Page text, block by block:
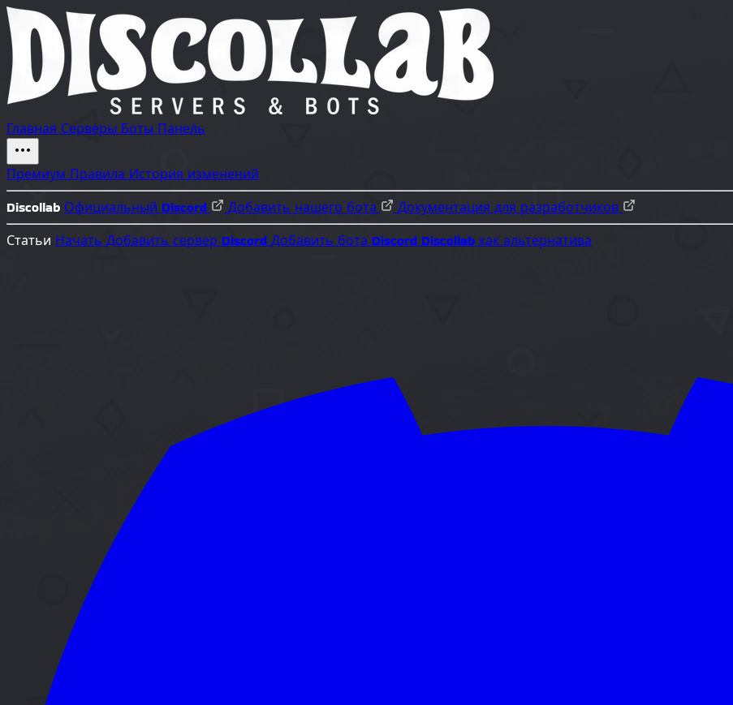
Главная Серверы Боты Панель
Премиум Правила История изменений
Discollab Официальный Discord Добавить нашего бота
Документация для разработчиков
Статьи Начать Добавить сервер Discord Добавить бота Discord Discollab как альтернатива